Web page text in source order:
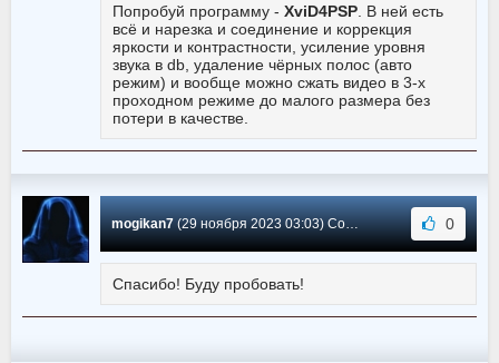
Попробуй программу - XviD4PSP . В ней есть
всё и нарезка и соединение и коррекция
яркости и контрастности, усиление уровня
звука в db, удаление чёрных полос (авто
режим) и вообще можно сжать видео в 3-х
проходном режиме до малого размера без
потери в качестве.
mogikan7(29 ноября 2023 03:03) Сообщение #579 0
Спасибо! Буду пробовать!